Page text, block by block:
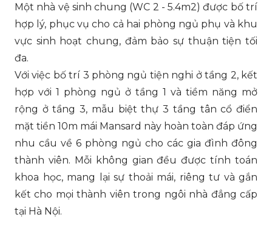
Một nhà vệ sinh chung (WC 2 - 5.4m2) được bố trí
hợp lý, phục vụ cho cả hai phòng ngủ phụ và khu
vực sinh hoạt chung, đảm bảo sự thuận tiện tối
đa.
Với việc bố trí 3 phòng ngủ tiện nghi ở tầng 2, kết
hợp với 1 phòng ngủ ở tầng 1 và tiềm năng mở
rộng ở tầng 3, mẫu biệt thự 3 tầng tân cổ điển
mặt tiền 10m mái Mansard này hoàn toàn đáp ứng
nhu cầu về 6 phòng ngủ cho các gia đình đông
thành viên. Mỗi không gian đều được tính toán
khoa học, mang lại sự thoải mái, riêng tư và gắn
kết cho mọi thành viên trong ngôi nhà đẳng cấp
tại Hà Nội.